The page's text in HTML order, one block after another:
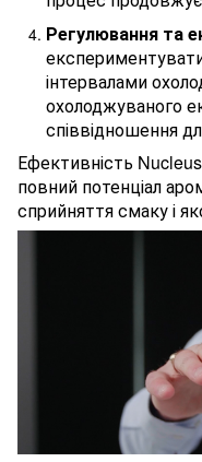
Регулювання та
інтервалами
охолоджуваного
співвідношення
Ефективність
повний потенціал
сприйняття смаку і